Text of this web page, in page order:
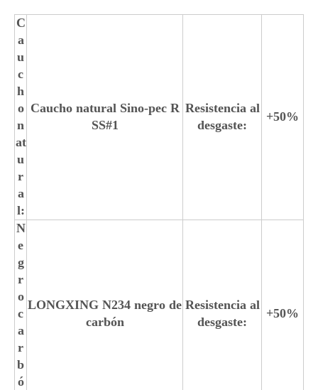
C
a
u
c
h
o
n
at
u
r
a
l:
Caucho natural Sino-pec R
SS#1
Resistencia al
desgaste:
+50%
N
e
g
r
o
c
a
r
b
ó
LONGXING N234 negro de
carbón
Resistencia al
desgaste:
+50%